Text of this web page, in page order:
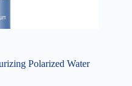
Polarized Water